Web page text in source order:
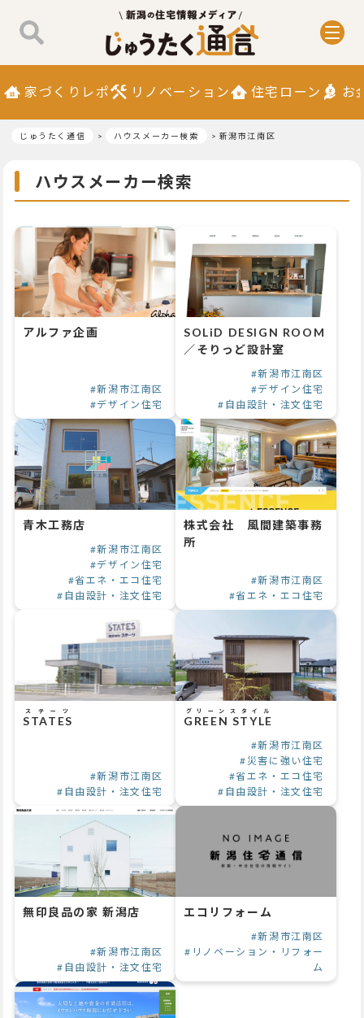
家づくりレポ リノベーション 住宅ローン お
じゅうたく通信 ハウスメーカー検索 新潟市江南区
ハウスメーカー検索
アルファ企画
#新潟市江南区
#デザイン住宅
SOLiD DESIGN ROOM
／そりっど設計室
#新潟市江南区
#デザイン住宅
#自由設計・注文住宅
青木工務店
#新潟市江南区
#デザイン住宅
#省エネ・エコ住宅
#自由設計・注文住宅
株式会社 風間建築事務
所
#新潟市江南区
#省エネ・エコ住宅
STATES
ステーツ
#新潟市江南区
#自由設計・注文住宅
GREEN STYLE
グリーンスタイル
#新潟市江南区
#災害に強い住宅
#省エネ・エコ住宅
#自由設計・注文住宅
無印良品の家 新潟店
#新潟市江南区
#自由設計・注文住宅
エコリフォーム
#新潟市江南区
#リノベーション・リフォー
ム